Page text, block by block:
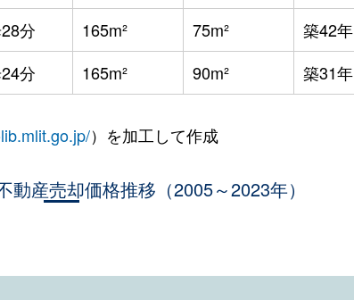
分 165m² 75m² 築42年
分 165m² 90m² 築31年
）を加工して作成
産売却価格推移（2005～2023年）